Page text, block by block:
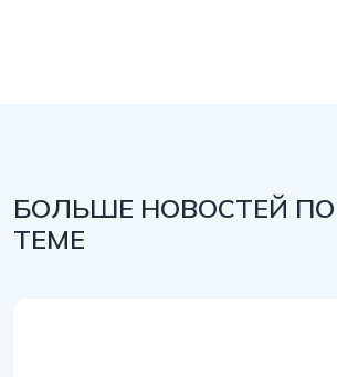
БОЛЬШЕ НОВОСТЕЙ
ТЕМЕ